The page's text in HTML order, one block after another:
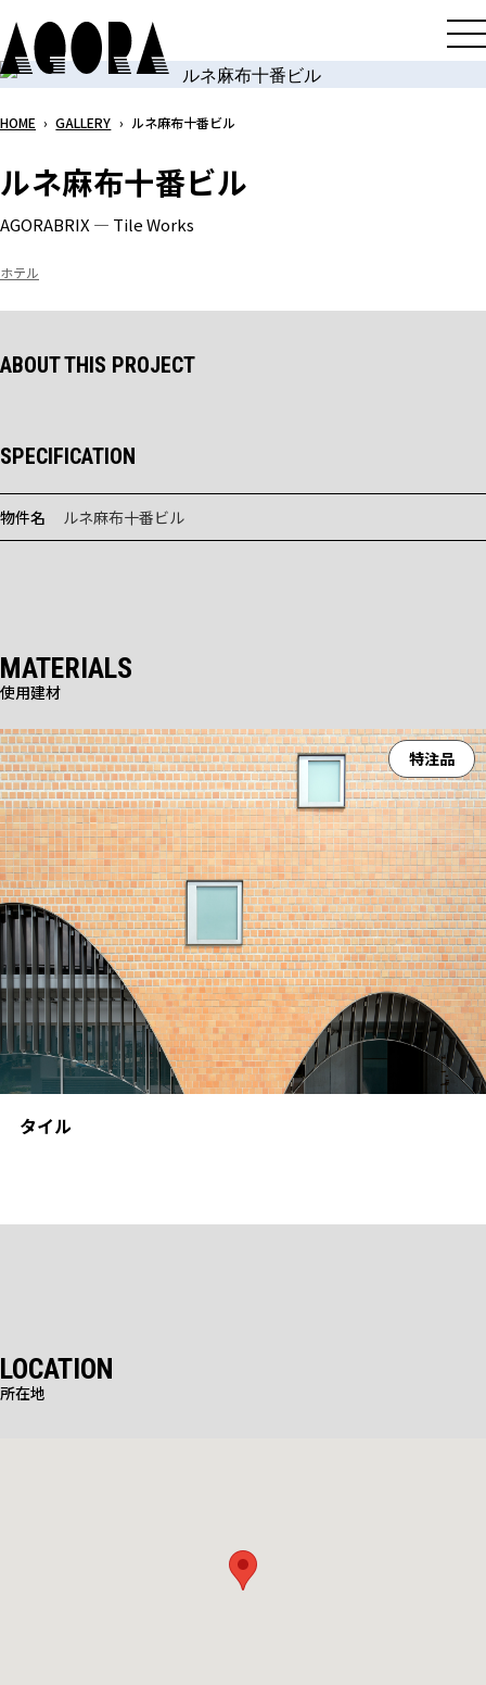
メ
イ
ン
ン
テ
ン
ツ
ス
プ
HOME › GALLERY › ルネ麻布十番ビル
ルネ麻布十番ビル
AGORABRIX ― Tile Works
ホテル
ABOUT THIS PROJECT
SPECIFICATION
物件名 ルネ麻布十番ビル
MATERIALS
使用建材
特注品
タイル
LOCATION
所在地